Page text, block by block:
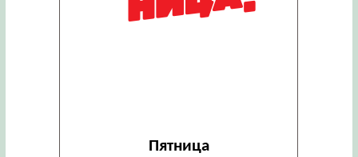
Пятница